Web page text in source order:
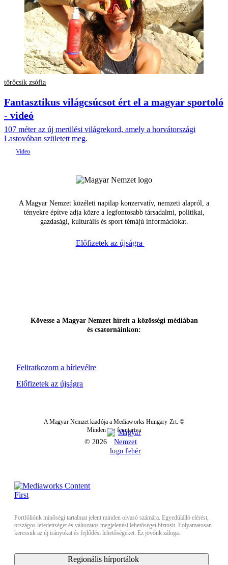
törőcsik zsófia
Fantasztikus világcsúcsot ért el a magyar sportoló
- videó
107 méter az új merülési világrekord, amely a horvátországi
Lastovóban született meg.
A Magyar Nemzet közéleti napilap konzervatív, nemzeti alapról, a
tényekre építve adja közre a legfontosabb társadalmi, politikai,
gazdasági, kulturális és sport témájú információkat.
Előfizetek az újságra
Feliratkozom a hírlevélre
Kövesse a Magyar Nemzet híreit a közösségi médiában
és csatornáinkon:
Előfizetek az újságra
A Magyar Nemzet kiadója a Mediaworks Hungary Zrt. ©
Minden jog fenntartva
© 2026
Portfóliónk minőségi tartalmat jelent minden olvasó számára. Egyedülálló elérést,
országos lefedettséget és változatos megjelenési lehetőséget biztosít. Folyamatosan
keressük az új irányokat és fejlődési lehetőségeket. Ez jövőnk záloga.
Regionális hírportálok